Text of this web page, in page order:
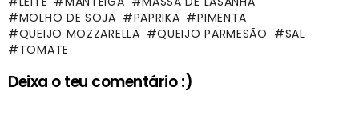
MOLHO DE SOJA
PAPRIKA
PIMENTA
QUEIJO MOZZARELLA
QUEIJO PARMESÃO
SAL
TOMATE
Deixa o teu comentário :)